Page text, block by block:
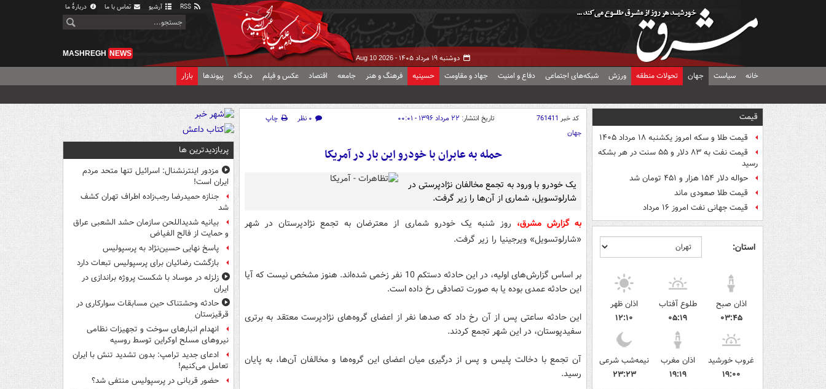
آرشیو تماس با ما دربارهٔ ما
دوشنبه ۱۹ مرداد ۱۴۰۵ - Aug 10 2026
MASHREGH NEWS
خانه سیاست جهان تحولات منطقه ورزش شبکه‌های اجتماعی دفاع و امنیت جهاد و مقاومت حسینیه فرهنگ و هنر جامعه اقتصاد عکس و فیلم دیدگاه پیوندها بازار
قیمت
قیمت طلا و سکه امروز یکشنبه ۱۸ مرداد ۱۴۰۵
قیمت نفت به ۸۳ دلار و ۵۵ سنت در هر بشکه
رسید
حواله دلار ۱۵۴ هزار و ۴۵۱ تومان شد
قیمت طلا صعودی ماند
قیمت جهانی نفت امروز ۱۶ مرداد
استان:
اذان صبح
۰۳:۴۵
طلوع آفتاب
۰۵:۱۹
اذان ظهر
۱۲:۱۰
غروب خورشید
۱۹:۰۰
اذان مغرب
۱۹:۱۹
نیمه‌شب شرعی
۲۳:۲۳
کد خبر 761411 تاریخ انتشار: ۲۲ مرداد ۱۳۹۶ - ۰۰:۰۱ ۰ نظر
چاپ
جهان
حمله به عابران با خودرو این بار در آمریکا
یک خودرو با ورود به تجمع مخالفان نژادپرستی در
شارلوتسویل، شماری از آن‌ها را زیر گرفت.
به گزارش مشرق، روز شنبه یک خودرو شماری از معترضان به تجمع نژادپرستان در شهر
«شارلوتسویل» ویرجینیا را زیر گرفت.
بر اساس گزارش‌های اولیه، در این حادثه دستکم 10 نفر زخمی شده‌اند. هنوز مشخص نیست که آیا
این حادثه عمدی بوده یا به صورت تصادفی رخ داده است.
این حادثه ساعتی پس از آن رخ داد که صدها نفر از اعضای گروه‌های نژادپرست معتقد به برتری
سفیدپوستان، در این شهر تجمع کردند.
آن تجمع با دخالت پلیس و پس از درگیری میان اعضای این گروه‌ها و مخالفان آن‌ها، به پایان
رسید.
پربازدیدترین ها
مزدور اینترنشنال: اسرائیل تنها متحد مردم
ایران است!
جنازه حمیدرضا رجب‌زاده اطراف تهران کشف
شد
بیانیه شدیداللحن سازمان حشد الشعبی عراق
و حمایت از فالح الفیاض
پاسخ نهایی حسین‌نژاد به پرسپولیس
بازگشت رضائیان برای پرسپولیس تبعات دارد
زلزله در موساد با شکست پروژه براندازی در
ایران
حادثه وحشتناک حین مسابقات سوارکاری در
قرقیزستان
انهدام انبارهای سوخت و تجهیزات نظامی
نیروهای مسلح اوکراین توسط روسیه
ادعای جدید ترامپ: بدون تشدید تنش با ایران
تعامل می‌کنیم!
حضور قربانی در پرسپولیس منتفی شد؟